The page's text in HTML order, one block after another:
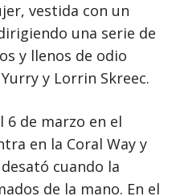
vestida con un
una serie de
y llenos de odio
y Lorrin Skreec.
6 de marzo en el
en la Coral Way y
cuando la
de la mano. En el